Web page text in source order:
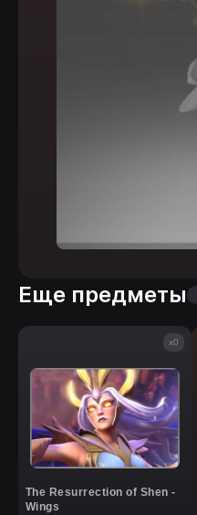
Еще предметы
x0
The Resurrection of Shen -
Wings